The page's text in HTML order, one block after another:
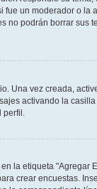
un moderador o la
no podrán borrar sus
Una vez creada,
activando la
la etiqueta "Agregar
crear encuestas.